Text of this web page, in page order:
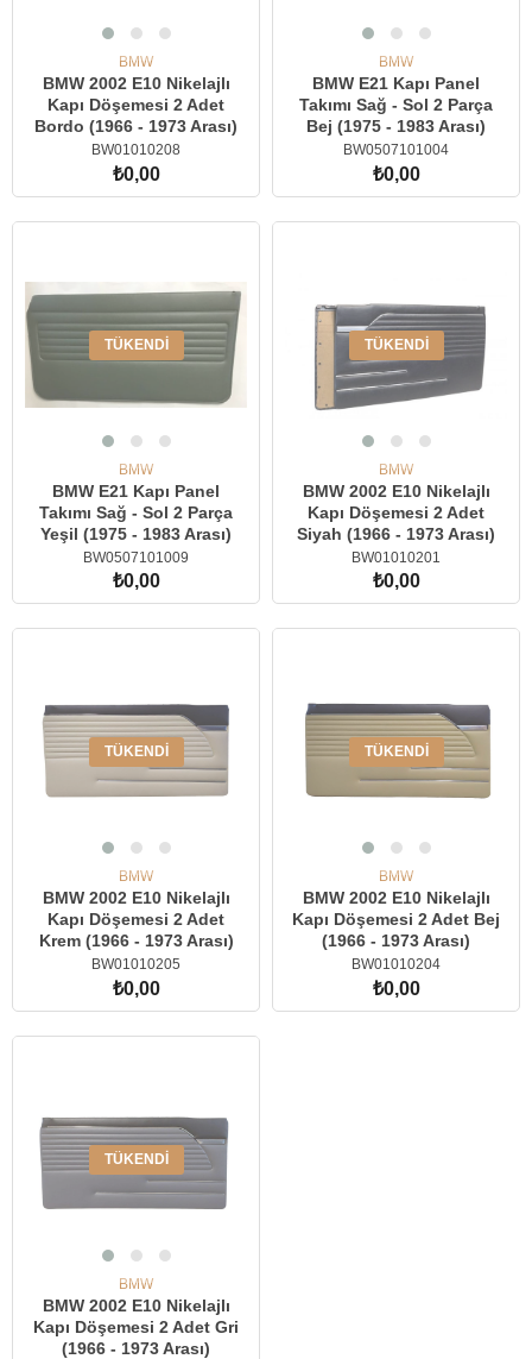
BMW
BMW 2002 E10 Nikelajlı
Kapı Döşemesi 2 Adet
Bordo (1966 - 1973 Arası)
BW01010208
₺0,00
BMW
BMW E21 Kapı Panel
Takımı Sağ - Sol 2 Parça
Bej (1975 - 1983 Arası)
BW0507101004
₺0,00
TÜKENDI
BMW
BMW E21 Kapı Panel
Takımı Sağ - Sol 2 Parça
Yeşil (1975 - 1983 Arası)
BW0507101009
₺0,00
TÜKENDI
BMW
BMW 2002 E10 Nikelajlı
Kapı Döşemesi 2 Adet
Siyah (1966 - 1973 Arası)
BW01010201
₺0,00
TÜKENDI
BMW
BMW 2002 E10 Nikelajlı
Kapı Döşemesi 2 Adet
Krem (1966 - 1973 Arası)
BW01010205
₺0,00
TÜKENDI
BMW
BMW 2002 E10 Nikelajlı
Kapı Döşemesi 2 Adet Bej
(1966 - 1973 Arası)
BW01010204
₺0,00
TÜKENDI
BMW
BMW 2002 E10 Nikelajlı
Kapı Döşemesi 2 Adet Gri
(1966 - 1973 Arası)